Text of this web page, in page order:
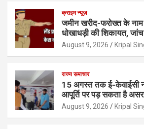
क्राइम न्यूज़
जमीन खरीद-फरोख्त के नाम
धोखाधड़ी की शिकायत,
August 9, 2026 Kripal
राज्य समाचार
15 अगस्त तक ई-केवाईसी
आपूर्ति पर पड़ सकता है असर
August 9, 2026 Kripal